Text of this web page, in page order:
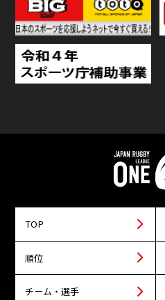
TOP
順位
チーム・選手